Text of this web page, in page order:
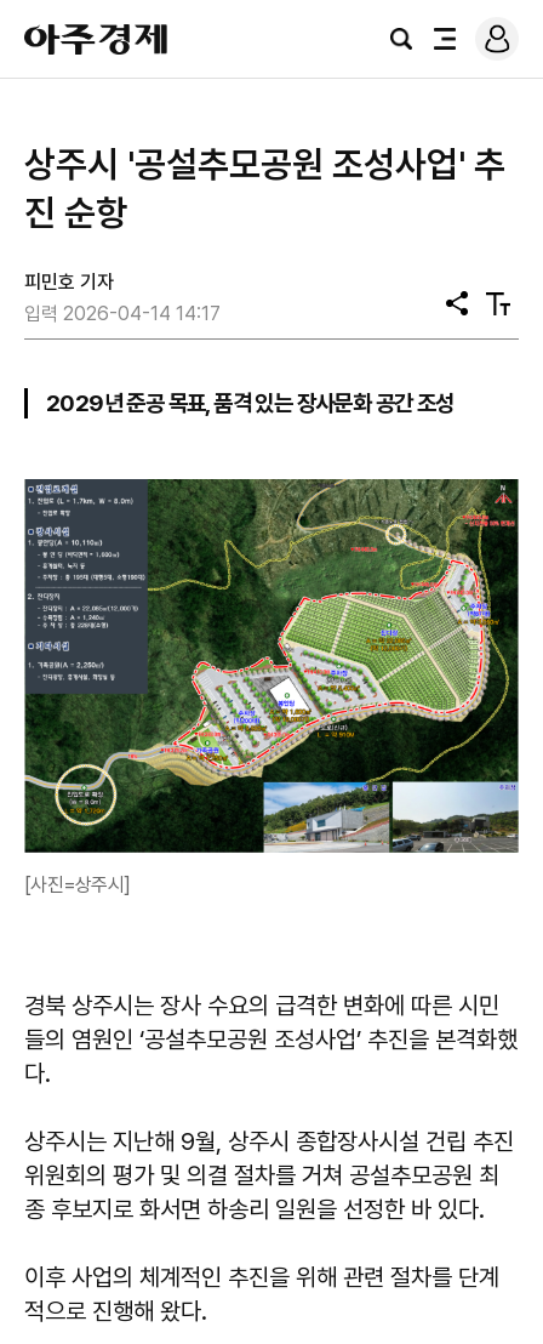
아
주
경
검
전
로
그
상주시 '공설추모공원 조성사업' 추
진 순항
피민호 기자
입력 2026-04-14 14:17
공
유
텍
스
2029년 준공 목표, 품격 있는 장사문화 공간 조성
[사진=상주시]
경북 상주시는 장사 수요의 급격한 변화에 따른 시민
들의 염원인 ‘공설추모공원 조성사업’ 추진을 본격화했
다.
상주시는 지난해 9월, 상주시 종합장사시설 건립 추진
위원회의 평가 및 의결 절차를 거쳐 공설추모공원 최
종 후보지로 화서면 하송리 일원을 선정한 바 있다.
이후 사업의 체계적인 추진을 위해 관련 절차를 단계
적으로 진행해 왔다.